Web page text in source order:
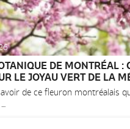
DE MONTRÉAL :
LE JOYAU VERT DE LA
de ce fleuron montréalais